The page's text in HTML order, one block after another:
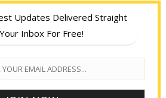
Updates Delivered Straight
Inbox For Free!